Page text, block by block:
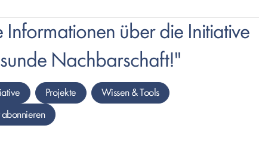
Informationen über die Initiative
Nachbarschaft!"
Projekte Wissen &Tools